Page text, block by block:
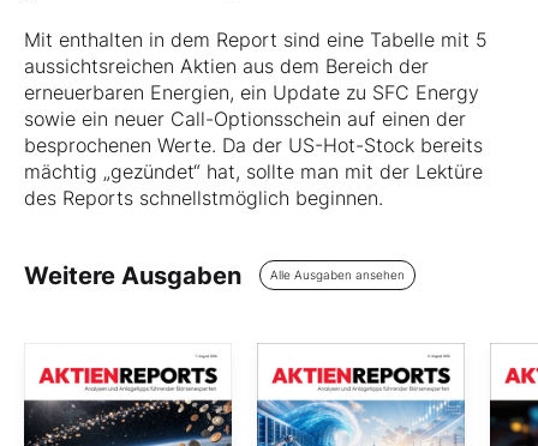
Mit enthalten in dem Report sind eine Tabelle mit 5
aussichtsreichen Aktien aus dem Bereich der
erneuerbaren Energien, ein Update zu SFC Energy
sowie ein neuer Call-Optionsschein auf einen der
besprochenen Werte. Da der US-Hot-Stock bereits
mächtig „gezündet“ hat, sollte man mit der Lektüre
des Reports schnellstmöglich beginnen.
Weitere Ausgaben Alle Ausgaben ansehen